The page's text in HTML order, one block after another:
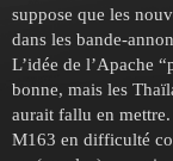
suppose que les
dans les bande-
L’idée de l’Apache
bonne, mais les
aurait fallu en mettre.
M163 en difficulté